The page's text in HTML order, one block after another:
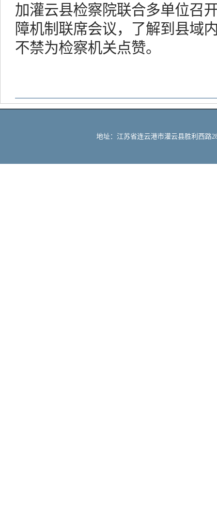
加灌云县检察院联合多单位召
障机制联席会议，了解到县域
不禁为检察机关点赞。
地址：江苏省连云港市灌云县胜利西